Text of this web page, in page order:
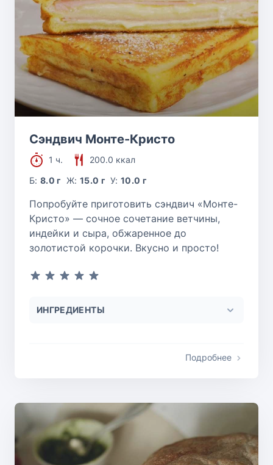
Сэндвич Монте-Кристо
1 ч.
200.0 ккал
Б:8.0 г Ж: 15.0 г У:10.0 г
Попробуйте приготовить сэндвич «Монте-
Кристо» — сочное сочетание ветчины,
индейки и сыра, обжаренное до
золотистой корочки. Вкусно и просто!
ИНГРЕДИЕНТЫ
Подробнее